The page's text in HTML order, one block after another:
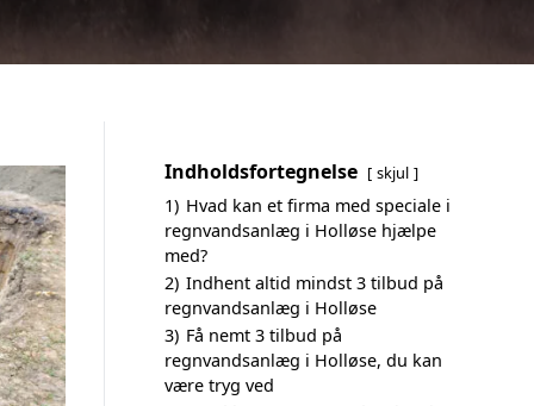
Indholdsfortegnelse skjul
1) Hvad kan et firma med speciale i
regnvandsanlæg i Holløse hjælpe
med?
2) Indhent altid mindst 3 tilbud på
regnvandsanlæg i Holløse
3) Få nemt 3 tilbud på
regnvandsanlæg i Holløse, du kan
være tryg ved